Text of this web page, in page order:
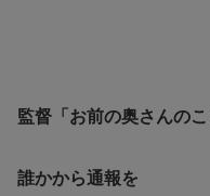
監督「お前の奥さんの
誰かから通報を